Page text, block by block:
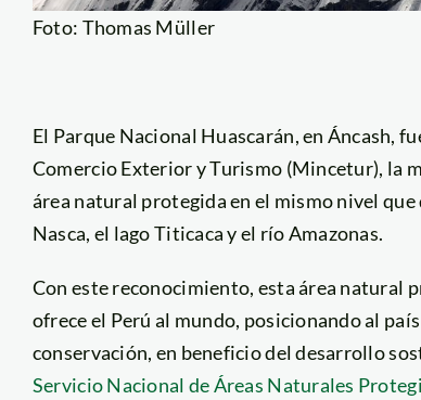
Foto: Thomas Müller
El Parque Nacional Huascarán, en Áncash,
Comercio Exterior y Turismo (Mincetur), la
área natural protegida en el mismo nivel
Nasca, el lago Titicaca y el río Amazonas.
Con este reconocimiento, esta área natural
ofrece el Perú al mundo, posicionando al
conservación, en beneficio del desarrollo
Servicio Nacional de Áreas Naturales